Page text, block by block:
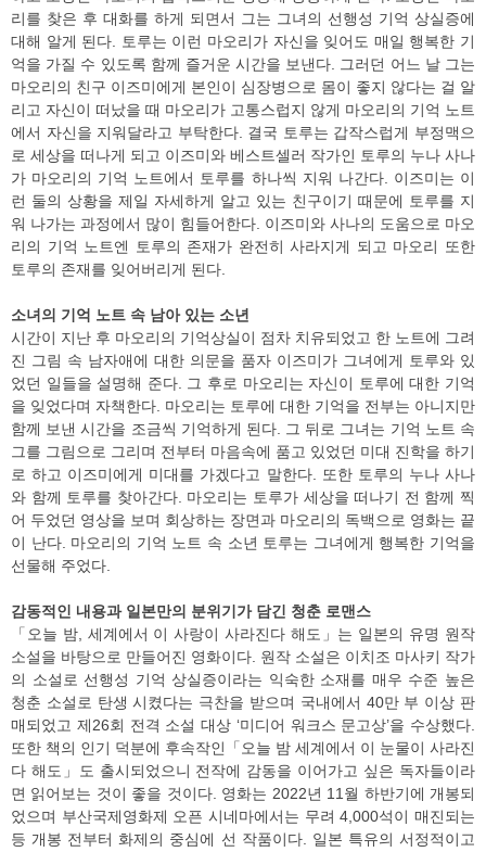
리를 찾은 후 대화를 하게 되면서 그는 그녀의 선행성 기억 상실증에
대해 알게 된다. 토루는 이런 마오리가 자신을 잊어도 매일 행복한 기
억을 가질 수 있도록 함께 즐거운 시간을 보낸다. 그러던 어느 날 그는
마오리의 친구 이즈미에게 본인이 심장병으로 몸이 좋지 않다는 걸 알
리고 자신이 떠났을 때 마오리가 고통스럽지 않게 마오리의 기억 노트
에서 자신을 지워달라고 부탁한다. 결국 토루는 갑작스럽게 부정맥으
로 세상을 떠나게 되고 이즈미와 베스트셀러 작가인 토루의 누나 사나
가 마오리의 기억 노트에서 토루를 하나씩 지워 나간다. 이즈미는 이
런 둘의 상황을 제일 자세하게 알고 있는 친구이기 때문에 토루를 지
워 나가는 과정에서 많이 힘들어한다. 이즈미와 사나의 도움으로 마오
리의 기억 노트엔 토루의 존재가 완전히 사라지게 되고 마오리 또한
토루의 존재를 잊어버리게 된다.
소녀의 기억 노트 속 남아 있는 소년
시간이 지난 후 마오리의 기억상실이 점차 치유되었고 한 노트에 그려
진 그림 속 남자애에 대한 의문을 품자 이즈미가 그녀에게 토루와 있
었던 일들을 설명해 준다. 그 후로 마오리는 자신이 토루에 대한 기억
을 잊었다며 자책한다. 마오리는 토루에 대한 기억을 전부는 아니지만
함께 보낸 시간을 조금씩 기억하게 된다. 그 뒤로 그녀는 기억 노트 속
그를 그림으로 그리며 전부터 마음속에 품고 있었던 미대 진학을 하기
로 하고 이즈미에게 미대를 가겠다고 말한다. 또한 토루의 누나 사나
와 함께 토루를 찾아간다. 마오리는 토루가 세상을 떠나기 전 함께 찍
어 두었던 영상을 보며 회상하는 장면과 마오리의 독백으로 영화는 끝
이 난다. 마오리의 기억 노트 속 소년 토루는 그녀에게 행복한 기억을
선물해 주었다.
감동적인 내용과 일본만의 분위기가 담긴 청춘 로맨스
「오늘 밤, 세계에서 이 사랑이 사라진다 해도」는 일본의 유명 원작
소설을 바탕으로 만들어진 영화이다. 원작 소설은 이치조 마사키 작가
의 소설로 선행성 기억 상실증이라는 익숙한 소재를 매우 수준 높은
청춘 소설로 탄생 시켰다는 극찬을 받으며 국내에서 40만 부 이상 판
매되었고 제26회 전격 소설 대상 ‘미디어 워크스 문고상’을 수상했다.
또한 책의 인기 덕분에 후속작인「오늘 밤 세계에서 이 눈물이 사라진
다 해도」도 출시되었으니 전작에 감동을 이어가고 싶은 독자들이라
면 읽어보는 것이 좋을 것이다. 영화는 2022년 11월 하반기에 개봉되
었으며 부산국제영화제 오픈 시네마에서는 무려 4,000석이 매진되는
등 개봉 전부터 화제의 중심에 선 작품이다. 일본 특유의 서정적이고